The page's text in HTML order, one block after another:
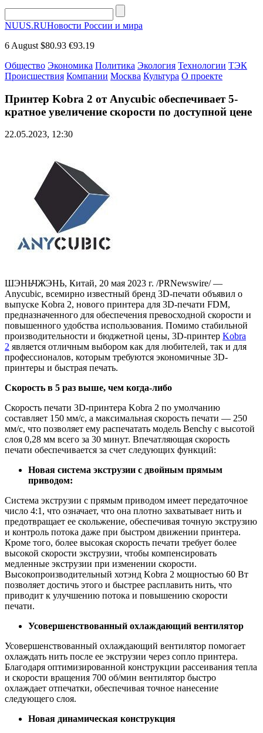
NUUS.RUНовости России и мира
6 August $80.93 €93.19
Общество Экономика Политика Экология Технологии ТЭК
Происшествия Компании Москва Культура О проекте
Принтер Kobra 2 от Anycubic обеспечивает 5-
кратное увеличение скорости по доступной цене
22.05.2023, 12:30
ШЭНЬЧЖЭНЬ, Китай, 20 мая 2023 г. /PRNewswire/ —
Anycubic, всемирно известный бренд 3D-печати объявил о
выпуске Kobra 2, нового принтера для 3D-печати FDM,
предназначенного для обеспечения превосходной скорости и
повышенного удобства использования. Помимо стабильной
производительности и бюджетной цены, 3D-принтер Kobra
2 является отличным выбором как для любителей, так и для
профессионалов, которым требуются экономичные 3D-
принтеры и быстрая печать.
Скорость в 5 раз выше, чем когда-либо
Скорость печати 3D-принтера Kobra 2 по умолчанию
составляет 150 мм/с, а максимальная скорость печати — 250
мм/с, что позволяет ему распечатать модель Benchy с высотой
слоя 0,28 мм всего за 30 минут. Впечатляющая скорость
печати обеспечивается за счет следующих функций:
Новая система экструзии с двойным прямым
приводом:
Система экструзии с прямым приводом имеет передаточное
число 4:1, что означает, что она плотно захватывает нить и
предотвращает ее скольжение, обеспечивая точную экструзию
и контроль потока даже при быстром движении принтера.
Кроме того, более высокая скорость печати требует более
высокой скорости экструзии, чтобы компенсировать
медленные экструзии при изменении скорости.
Высокопроизводительный хотэнд Kobra 2 мощностью 60 Вт
позволяет достичь этого и быстрее расплавить нить, что
приводит к улучшению потока и повышению скорости
печати.
Усовершенствованный охлаждающий вентилятор
Усовершенствованный охлаждающий вентилятор помогает
охлаждать нить после ее экструзии через сопло принтера.
Благодаря оптимизированной конструкции рассеивания тепла
и скорости вращения 700 об/мин вентилятор быстро
охлаждает отпечатки, обеспечивая точное нанесение
следующего слоя.
Новая динамическая конструкция